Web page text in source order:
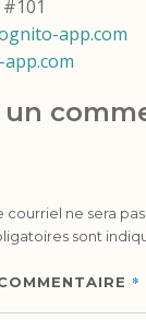
app.com
un
courriel ne sera
sont
*